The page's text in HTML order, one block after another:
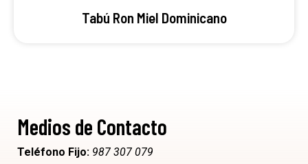
Tabú Ron Miel Dominicano
Medios de Contacto
Teléfono Fijo: 987 307 079